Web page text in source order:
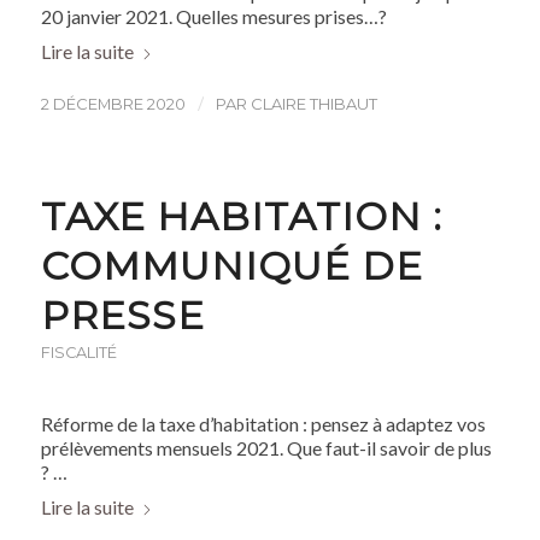
20 janvier 2021. Quelles mesures prises…?
Lire la suite
2 DÉCEMBRE 2020 / PAR CLAIRE THIBAUT
TAXE HABITATION :
COMMUNIQUÉ DE
PRESSE
FISCALITÉ
Réforme de la taxe d’habitation : pensez à adaptez vos
prélèvements mensuels 2021. Que faut-il savoir de plus
? …
Lire la suite